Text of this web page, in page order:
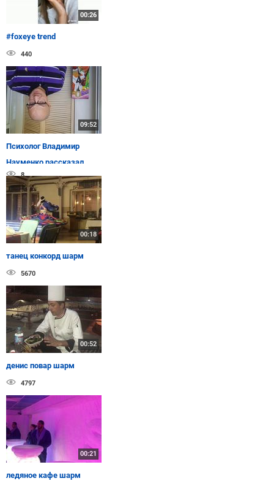
00:26
#foxeye trend
440
09:52
Психолог Владимир
Науменко рассказал
читательницам
tochka.net, почему ...
8
00:18
танец конкорд шарм
5670
00:52
денис повар шарм
4797
00:21
ледяное кафе шарм